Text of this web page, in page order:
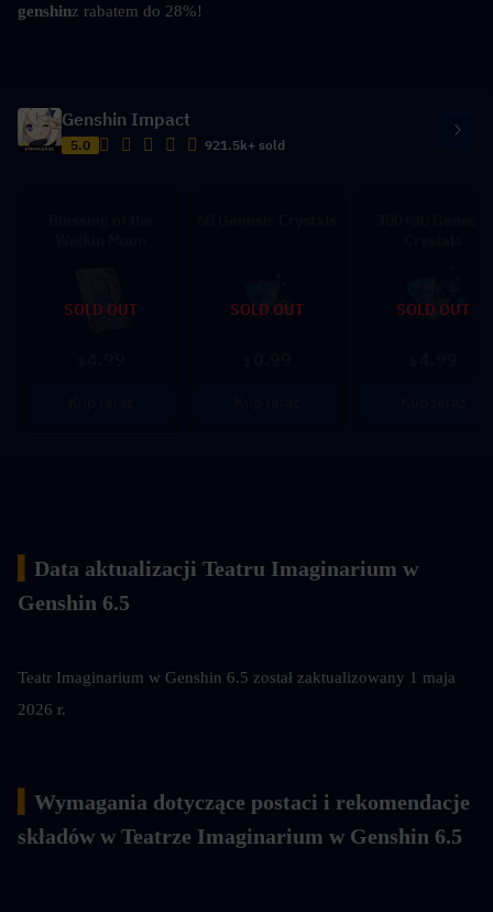
genshinz rabatem do 28%!
Genshin Impact
5.0 921.5k+ sold
SOLD OUT SOLD OUT SOLD OUT
Data aktualizacji Teatru Imaginarium w
Genshin 6.5
Teatr Imaginarium w Genshin 6.5 został zaktualizowany 1 maja
2026 r.
Wymagania dotyczące postaci i rekomendacje
składów w Teatrze Imaginarium w Genshin 6.5